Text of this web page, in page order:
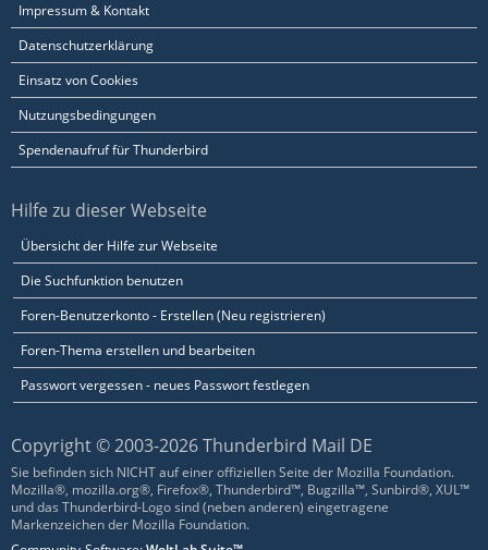
Impressum & Kontakt
Datenschutzerklärung
Einsatz von Cookies
Nutzungsbedingungen
Spendenaufruf für Thunderbird
Hilfe zu dieser Webseite
Übersicht der Hilfe zur Webseite
Die Suchfunktion benutzen
Foren-Benutzerkonto - Erstellen (Neu registrieren)
Foren-Thema erstellen und bearbeiten
Passwort vergessen - neues Passwort festlegen
Copyright © 2003-2026 Thunderbird Mail DE
Sie befinden sich NICHT auf einer offiziellen Seite der Mozilla Foundation.
Mozilla®, mozilla.org®, Firefox®, Thunderbird™, Bugzilla™, Sunbird®, XUL™
und das Thunderbird-Logo sind (neben anderen) eingetragene
Markenzeichen der Mozilla Foundation.